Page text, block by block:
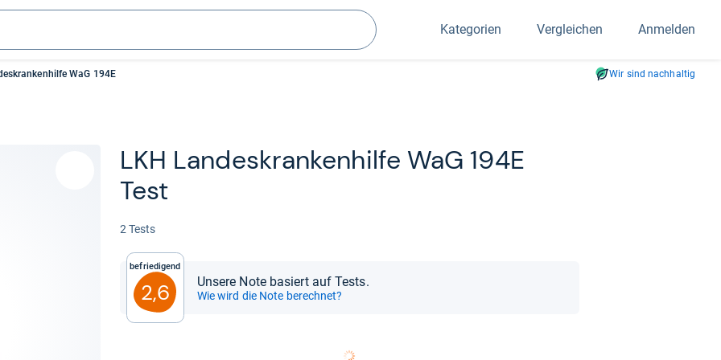
Suchen
Kategorien Vergleichen Anmelden
WaG 194E Wir sind nachhaltig
LKH Lan­des­kran­ken­hilfe WaG 194E
Test
2 Tests
Befriedigend
2,6 Unsere Note basiert auf Tests.
Wie wird die Note berechnet?